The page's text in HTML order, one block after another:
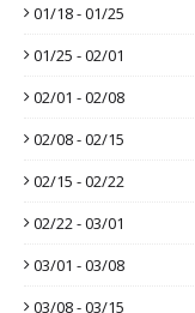
01/18 - 01/25
01/25 - 02/01
02/01 - 02/08
02/08 - 02/15
02/15 - 02/22
02/22 - 03/01
03/01 - 03/08
03/08 - 03/15